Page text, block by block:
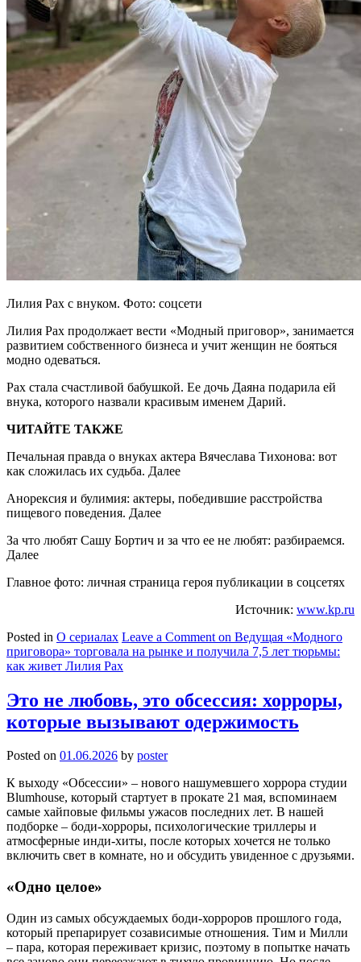
Лилия Рах с внуком. Фото: соцсети
Лилия Рах продолжает вести «Модный приговор», занимается
развитием собственного бизнеса и учит женщин не бояться
модно одеваться.
Рах стала счастливой бабушкой. Ее дочь Даяна подарила ей
внука, которого назвали красивым именем Дарий.
ЧИТАЙТЕ ТАКЖЕ
Печальная правда о внуках актера Вячеслава Тихонова: вот
как сложилась их судьба. Далее
Анорексия и булимия: актеры, победившие расстройства
пищевого поведения. Далее
За что любят Сашу Бортич и за что ее не любят: разбираемся.
Далее
Главное фото: личная страница героя публикации в соцсетях
Источник: www.kp.ru
Posted in О сериалах Leave a Comment on Ведущая «Модного
приговора» торговала на рынке и получила 7,5 лет тюрьмы:
как живет Лилия Рах
Это не любовь, это обсессия: хорроры,
которые вызывают одержимость
Posted on 01.06.2026 by poster
К выходу «Обсессии» – нового нашумевшего хоррора студии
Blumhouse, который стартует в прокате 21 мая, вспоминаем
самые хайповые фильмы ужасов последних лет. В нашей
подборке – боди-хорроры, психологические триллеры и
атмосферные инди-хиты, после которых хочется не только
включить свет в комнате, но и обсудить увиденное с друзьями.
«Одно целое»
Один из самых обсуждаемых боди-хорроров прошлого года,
который препарирует созависимые отношения. Тим и Милли
– пара, которая переживает кризис, поэтому в попытке начать